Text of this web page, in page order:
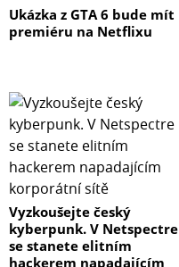
Ukázka z GTA 6 bude mít
premiéru na Netflixu
Vyzkoušejte český
kyberpunk. V Netspectre
se stanete elitním
hackerem napadajícím